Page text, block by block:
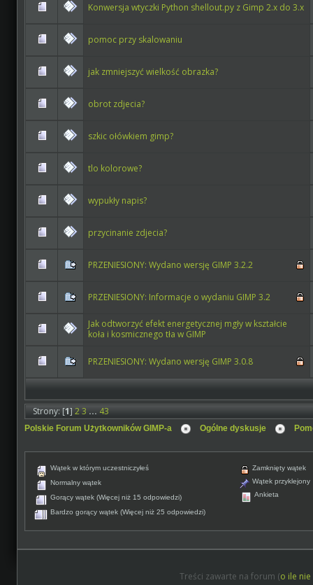
Konwersja wtyczki Python shellout.py z Gimp 2.x do 3.x
pomoc przy skalowaniu
jak zmniejszyć wielkość obrazka?
obrot zdjecia?
szkic ołówkiem gimp?
tlo kolorowe?
wypukły napis?
przycinanie zdjecia?
PRZENIESIONY: Wydano wersję GIMP 3.2.2
PRZENIESIONY: Informacje o wydaniu GIMP 3.2
Jak odtworzyć efekt energetycznej mgły w kształcie
koła i kosmicznego tła w GIMP
PRZENIESIONY: Wydano wersję GIMP 3.0.8
Strony: [1]23...43
Polskie Forum Użytkowników GIMP-a Ogólne dyskusje
Wątek w którym uczestniczyłeś
Normalny wątek
Gorący wątek (Więcej niż 15 odpowiedzi)
Bardzo gorący wątek (Więcej niż 25 odpowiedzi)
Zamknięty wątek
Wątek przyklejony
Ankieta
Treści zawarte na forum (o ile